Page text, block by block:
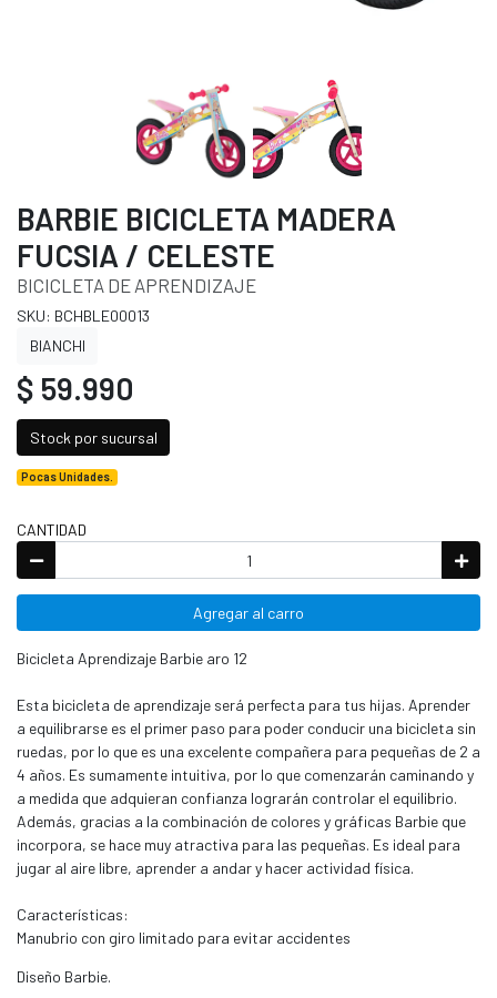
BARBIE BICICLETA MADERA
FUCSIA / CELESTE
BICICLETA DE APRENDIZAJE
SKU: BCHBLE00013
BIANCHI
$ 59.990
Stock por sucursal
Pocas Unidades.
CANTIDAD
Agregar al carro
Bicicleta Aprendizaje Barbie aro 12
Esta bicicleta de aprendizaje será perfecta para tus hijas. Aprender
a equilibrarse es el primer paso para poder conducir una bicicleta sin
ruedas, por lo que es una excelente compañera para pequeñas de 2 a
4 años. Es sumamente intuitiva, por lo que comenzarán caminando y
a medida que adquieran confianza lograrán controlar el equilibrio.
Además, gracias a la combinación de colores y gráficas Barbie que
incorpora, se hace muy atractiva para las pequeñas. Es ideal para
jugar al aire libre, aprender a andar y hacer actividad física.
Características:
Manubrio con giro limitado para evitar accidentes
Diseño Barbie.